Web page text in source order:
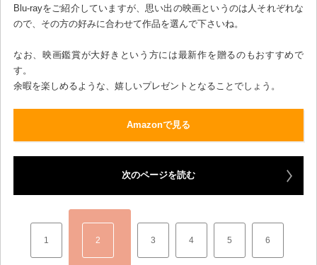
Blu-rayをご紹介していますが、思い出の映画というのは人それぞれな
ので、その方の好みに合わせて作品を選んで下さいね。
なお、映画鑑賞が大好きという方には最新作を贈るのもおすすめで
す。
余暇を楽しめるような、嬉しいプレゼントとなることでしょう。
Amazonで見る
次のページを読む
1 2 3 4 5 6